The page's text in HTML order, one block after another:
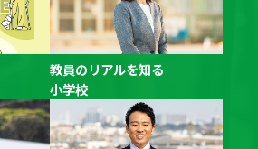
学校教員採用候補者選考（８年度採
一覧」及び「期限付任用教員採用候補
一覧」の掲載は終了しました。
用スペシャルイベント2025「TOKYO
受付を開始しました。
教員のリアルを知る
小学校